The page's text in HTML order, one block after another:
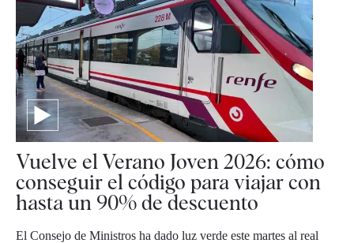
Vuelve el Verano Joven 2026: cómo
conseguir el código para viajar con
hasta un 90% de descuento
El Consejo de Ministros ha dado luz verde este martes al real